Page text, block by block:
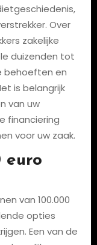
Over
zakelijke
duizenden tot
behoeften en
is belangrijk
van uw
financiering
voor uw zaak.
euro
van 100.000
opties
Een van de